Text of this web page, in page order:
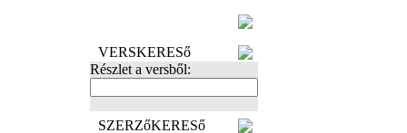
VERSKERESő
Részlet a versből:
SZERZőKERESő